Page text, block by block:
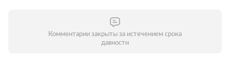
Комментарии закрыты за истечением срока
давности